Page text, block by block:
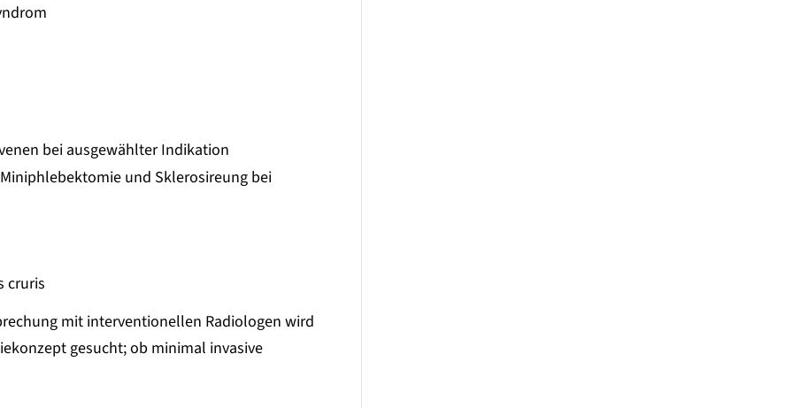
bei ausgewählter Indikation
und Sklerosireung bei
cruris
mit interventionellen Radiologen wird
gesucht; ob minimal invasive